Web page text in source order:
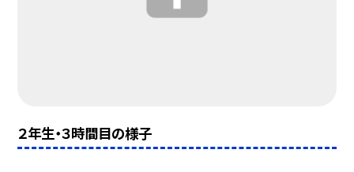
２年生・３時間目の様子